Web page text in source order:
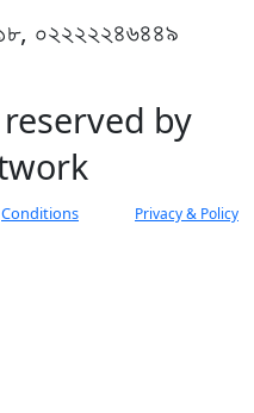
০২২২২২৪৬৪৪৯
by
Conditions Privacy & Policy